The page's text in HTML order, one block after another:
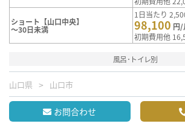
ショート【山口中央】
～30日未満
1日当たり
98,100 円/
初期費用他
風呂･トイレ別
山口県 山口市
お問合わせ